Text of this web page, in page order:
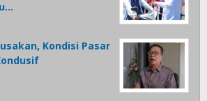
Kondisi Pasar